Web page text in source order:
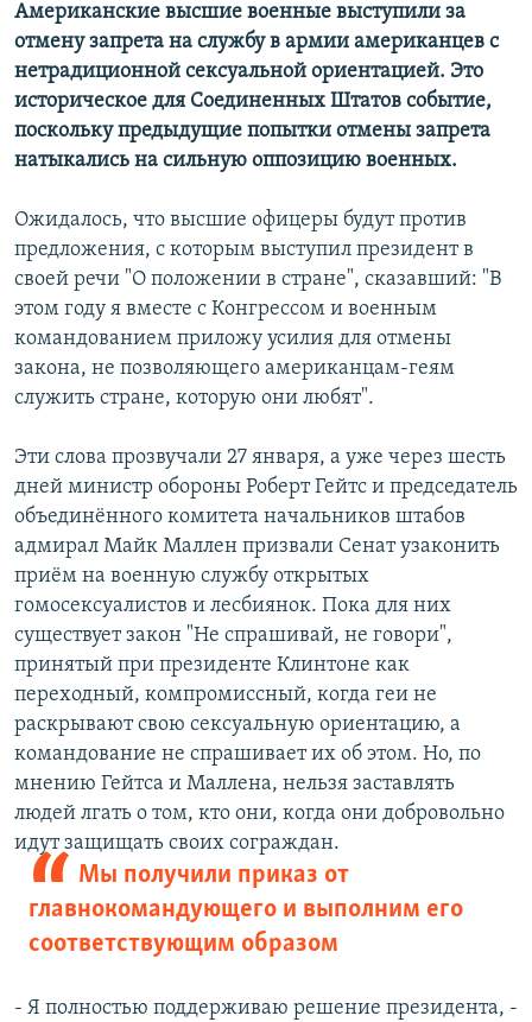
Американские высшие военные выступили за
отмену запрета на службу в армии американцев с
нетрадиционной сексуальной ориентацией. Это
историческое для Соединенных Штатов событие,
поскольку предыдущие попытки отмены запрета
натыкались на сильную оппозицию военных.
Ожидалось, что высшие офицеры будут против
предложения, с которым выступил президент в
своей речи "О положении в стране", сказавший: "В
этом году я вместе с Конгрессом и военным
командованием приложу усилия для отмены
закона, не позволяющего американцам-геям
служить стране, которую они любят".
Эти слова прозвучали 27 января, а уже через шесть
дней министр обороны Роберт Гейтс и председатель
объединённого комитета начальников штабов
адмирал Майк Маллен призвали Сенат узаконить
приём на военную службу открытых
гомосексуалистов и лесбиянок. Пока для них
существует закон "Не спрашивай, не говори",
принятый при президенте Клинтоне как
переходный, компромиссный, когда геи не
раскрывают свою сексуальную ориентацию, а
командование не спрашивает их об этом. Но, по
мнению Гейтса и Маллена, нельзя заставлять
людей лгать о том, кто они, когда они добровольно
идут защищать своих сограждан.
Мы получили приказ от
главнокомандующего и выполним его
соответствующим образом
- Я полностью поддерживаю решение президента, -